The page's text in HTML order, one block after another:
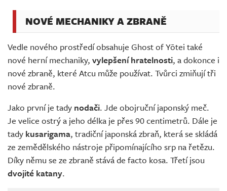
NOVÉ MECHANIKY A ZBRANĚ
Vedle nového prostředí obsahuje Ghost of Yōtei také
nové herní mechaniky, vylepšení hratelnosti, a dokonce i
nové zbraně, které Atcu může používat. Tvůrci zmiňují tři
nové zbraně.
Jako první je tady nodači. Jde obojruční japonský meč.
Je velice ostrý a jeho délka je přes 90 centimetrů. Dále je
tady kusarigama, tradiční japonská zbraň, která se skládá
ze zemědělského nástroje připomínajícího srp na řetězu.
Díky němu se ze zbraně stává de facto kosa. Třetí jsou
dvojité katany.